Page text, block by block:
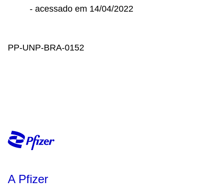
- acessado em 14/04/2022
PP-UNP-BRA-0152
A Pfizer